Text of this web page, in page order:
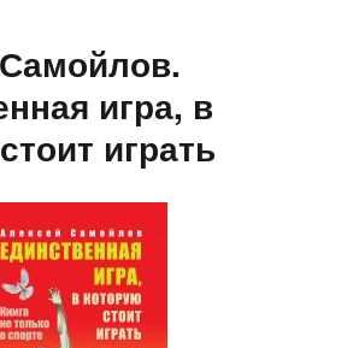
игра, в
играть